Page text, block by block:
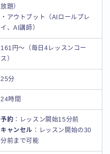
放題）
・アウトプット（AIロールプレ
イ、AI講師）
161円～（毎日4レッスンコー
ス）
25分
24時間
予約 ：レッスン開始15分前
キャンセル ：レッスン開始の30
分前まで可能